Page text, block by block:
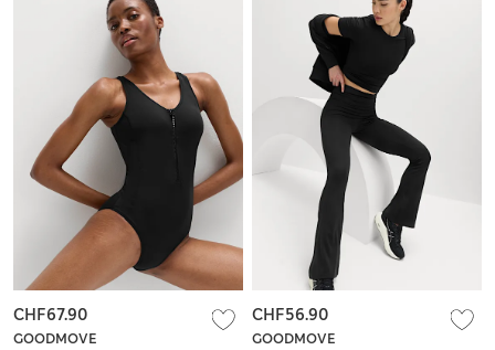
GOODMOVE
CHF67.90
GOODMOVE
CHF56.90